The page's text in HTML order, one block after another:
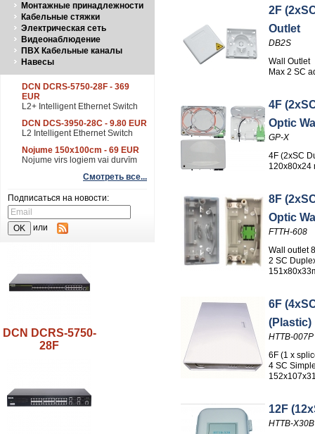
Монтажные принадлежности
Кабельные стяжки
Электрическая сеть
Видеонаблюдение
ПВХ Кабельные каналы
Навесы
DCN DCRS-5750-28F - 369
EUR
L2+ Intelligent Ethernet Switch
DCN DCS-3950-28C - 9.80 EUR
L2 Intelligent Ethernet Switch
Nojume 150x100cm - 69 EUR
Nojume virs logiem vai durvīm
Смотреть все...
Подписаться на новости:
или
DCN DCRS-5750-
28F
2F
Outlet
DB2S
Wall Outlet
Max 2 SC
4F
Optic
GP-X
4F (2xSC
120x80x24
8F
Optic
FTTH-608
Wall outlet
2 SC
6F
(Plastic)
HTTB-007P
6F (1 x
4 SC
12F
HTTB-X30B